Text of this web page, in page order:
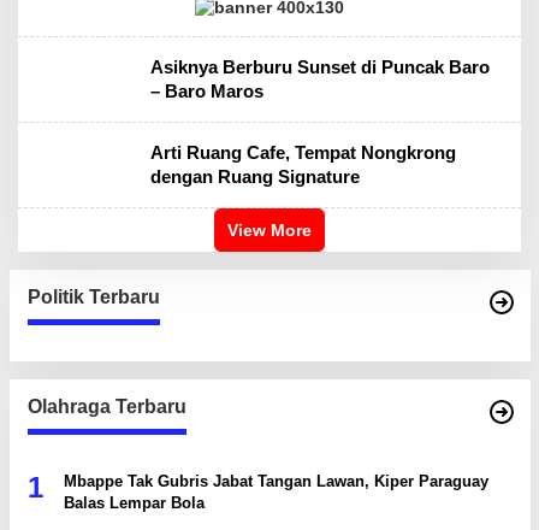
Asiknya Berburu Sunset di Puncak Baro
– Baro Maros
Arti Ruang Cafe, Tempat Nongkrong
dengan Ruang Signature
View More
Politik Terbaru
Olahraga Terbaru
1
Mbappe Tak Gubris Jabat Tangan Lawan, Kiper Paraguay
Balas Lempar Bola